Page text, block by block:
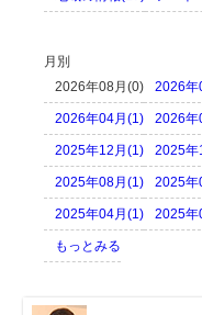
月別
2026年08月(0)
2026年
2026年04月(1) 2026年
2025年12月(1) 2025年
2025年08月(1) 2025年
2025年04月(1) 2025年
もっとみる